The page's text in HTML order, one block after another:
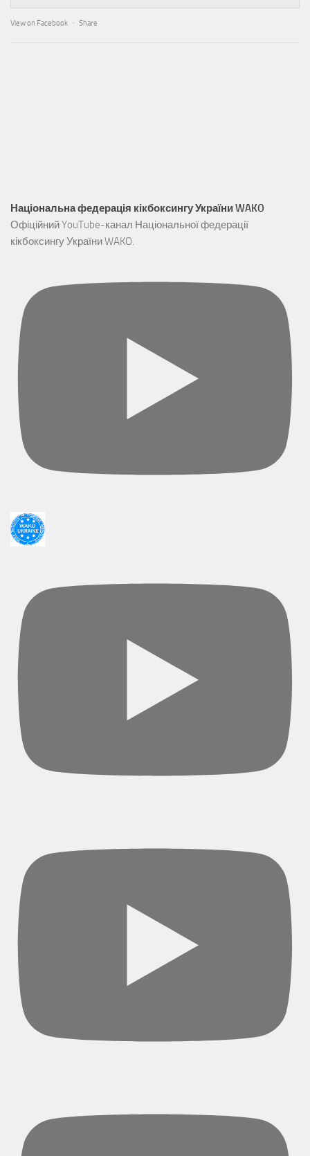
View on Facebook · Share
Національна федерація кікбоксингу України WAKO
Офіційний YouTube-канал Національної федерації
кікбоксингу України WAKO.